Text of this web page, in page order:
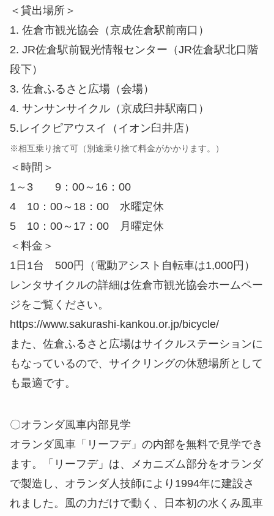
＜貸出場所＞
1. 佐倉市観光協会（京成佐倉駅前南口）
2. JR佐倉駅前観光情報センター（JR佐倉駅北口階
段下）
3. 佐倉ふるさと広場（会場）
4. サンサンサイクル（京成臼井駅南口）
5.レイクピアウスイ（イオン臼井店）
※相互乗り捨て可（別途乗り捨て料金がかかります。）
＜時間＞
1～3 9：00～16：00
4 10：00～18：00 水曜定休
5 10：00～17：00 月曜定休
＜料金＞
1日1台 500円（電動アシスト自転車は1,000円）
レンタサイクルの詳細は佐倉市観光協会ホームペー
ジをご覧ください。
https://www.sakurashi-kankou.or.jp/bicycle/
また、佐倉ふるさと広場はサイクルステーションに
もなっているので、サイクリングの休憩場所として
も最適です。
〇オランダ風車内部見学
オランダ風車「リーフデ」の内部を無料で見学でき
ます。「リーフデ」は、メカニズム部分をオランダ
で製造し、オランダ人技師により1994年に建設さ
れました。風の力だけで動く、日本初の水くみ風車